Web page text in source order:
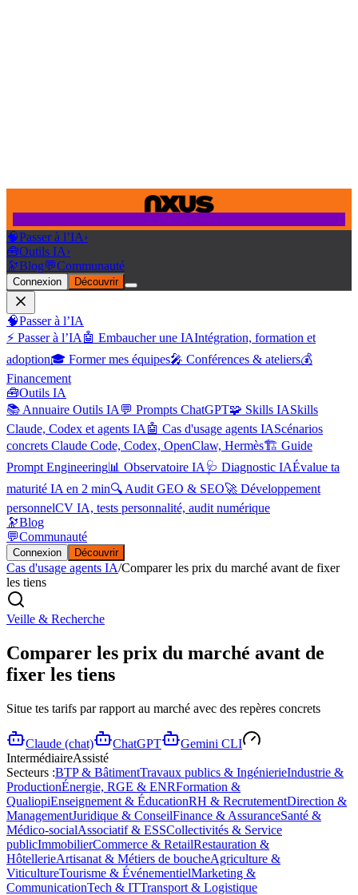
🧠Passer à l’IA›
🧰Outils IA›
🔭Blog💬Communauté
Connexion Découvrir
🧠Passer à l’IA
⚡ Passer à l’IA 🤖 Embaucher une IAIntégration, formation et
adoption🎓 Former mes équipes🎤 Conférences & ateliers💰
Financement
🧰Outils IA
📚 Annuaire Outils IA 💬 Prompts ChatGPT🧩 Skills IASkills
Claude, Codex et agents IA 🤖 Cas d'usage agents IAScénarios
concrets Claude Code, Codex, OpenClaw, Hermès🏗️ Guide
Prompt Engineering📊 Observatoire IA 🩺 Diagnostic IAÉvalue ta
maturité IA en 2 min🔍 Audit GEO & SEO🚀 Développement
personnelCV IA, tests personnalité, audit numérique
🔭Blog
💬Communauté
Connexion Découvrir
Cas d'usage agents IA/Comparer les prix du marché avant de fixer
les tiens
Veille & Recherche
Comparer les prix du marché avant de
fixer les tiens
Situe tes tarifs par rapport au marché avec des repères concrets
Claude (chat) ChatGPT
Gemini CLI
IntermédiaireAssisté
Secteurs :BTP & BâtimentTravaux publics & IngénierieIndustrie &
ProductionÉnergie, RGE & ENRFormation &
QualiopiEnseignement & ÉducationRH & RecrutementDirection &
ManagementJuridique & ConseilFinance & AssuranceSanté &
Médico-socialAssociatif & ESSCollectivités & Service
publicImmobilierCommerce & RetailRestauration &
HôtellerieArtisanat & Métiers de boucheAgriculture &
ViticultureTourisme & ÉvénementielMarketing &
CommunicationTech & ITTransport & Logistique